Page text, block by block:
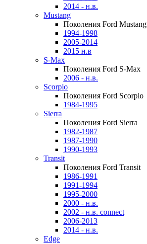
2014 - н.в.
Mustang
Поколения Ford Mustang
1994-1998
2005-2014
2015 н.в
S-Max
Поколения Ford S-Max
2006 - н.в.
Scorpio
Поколения Ford Scorpio
1984-1995
Sierra
Поколения Ford Sierra
1982-1987
1987-1990
1990-1993
Transit
Поколения Ford Transit
1986-1991
1991-1994
1995-2000
2000 - н.в.
2002 - н.в. connect
2006-2013
2014 - н.в.
Edge